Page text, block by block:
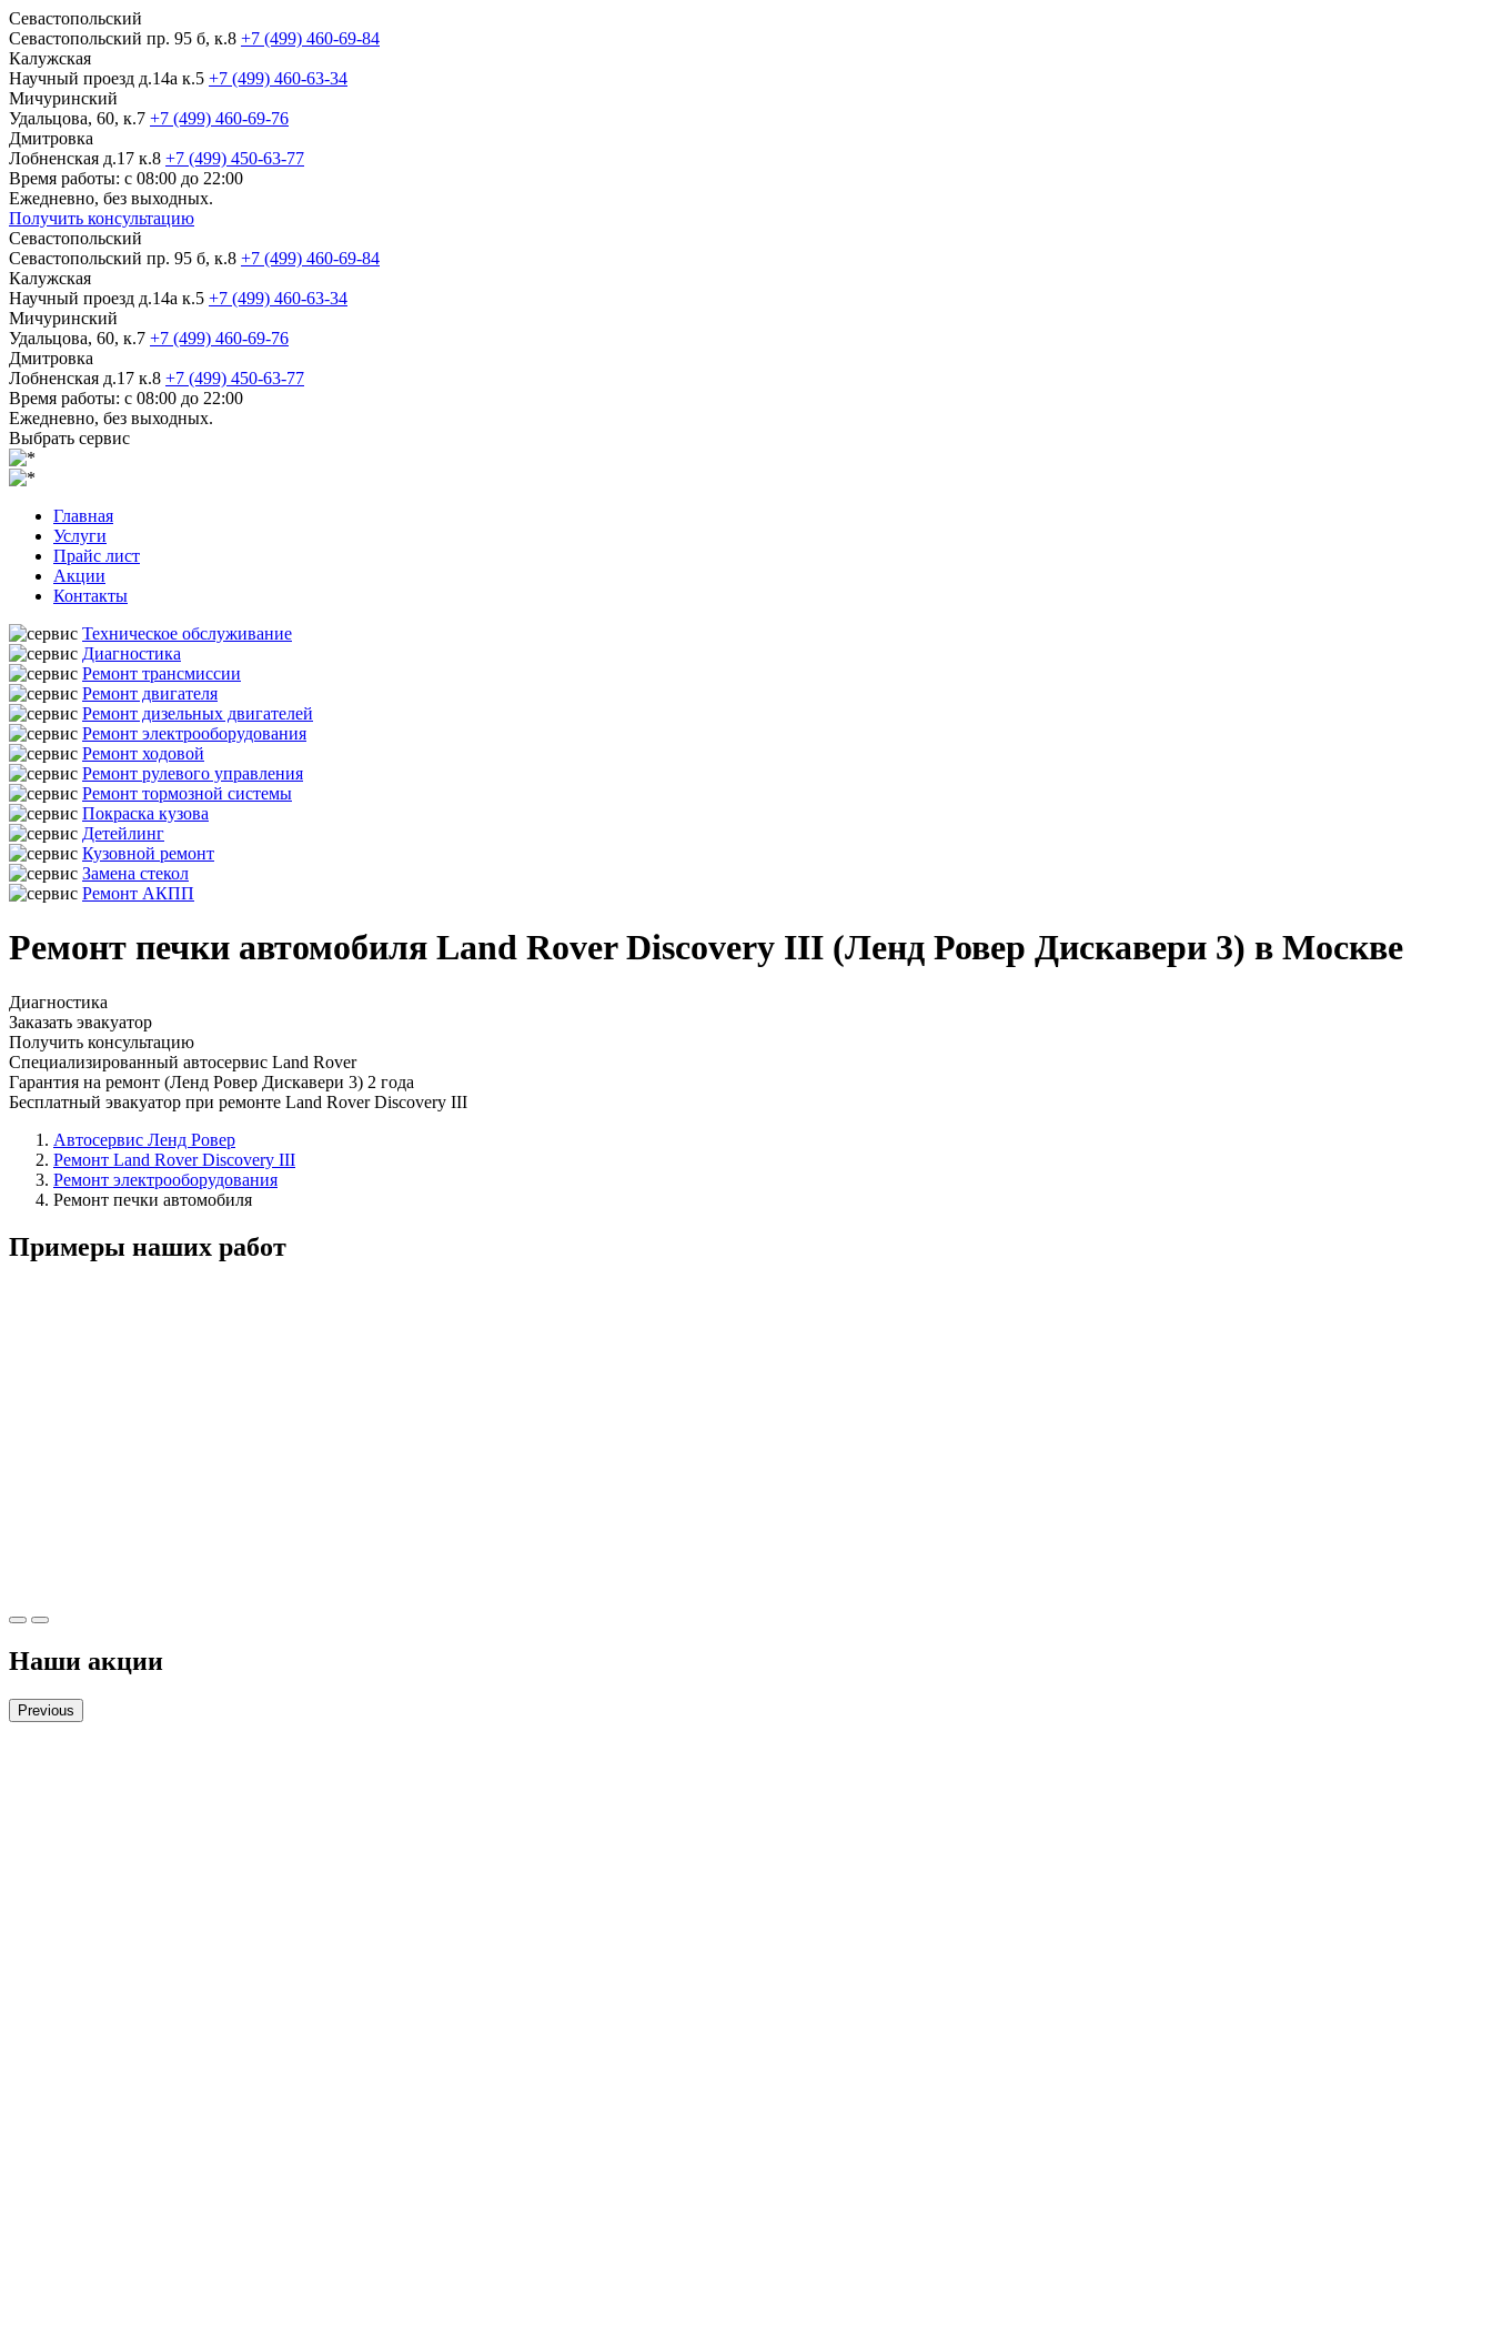
Севастопольский
Севастопольский пр. 95 б, к.8 +7 (499) 460-69-84
Калужская
Научный проезд д.14а к.5 +7 (499) 460-63-34
Мичуринский
Удальцова, 60, к.7 +7 (499) 460-69-76
Дмитровка
Лобненская д.17 к.8 +7 (499) 450-63-77
Время работы: с 08:00 до 22:00
Ежедневно, без выходных.
Получить консультацию
Севастопольский
Севастопольский пр. 95 б, к.8 +7 (499) 460-69-84
Калужская
Научный проезд д.14а к.5 +7 (499) 460-63-34
Мичуринский
Удальцова, 60, к.7 +7 (499) 460-69-76
Дмитровка
Лобненская д.17 к.8 +7 (499) 450-63-77
Время работы: с 08:00 до 22:00
Ежедневно, без выходных.
Выбрать сервис
Главная
Услуги
Прайс лист
Акции
Контакты
Техническое обслуживание
Диагностика
Ремонт трансмиссии
Ремонт двигателя
Ремонт дизельных двигателей
Ремонт электрооборудования
Ремонт ходовой
Ремонт рулевого управления
Ремонт тормозной системы
Покраска кузова
Детейлинг
Кузовной ремонт
Замена стекол
Ремонт АКПП
Ремонт печки автомобиля Land Rover Discovery III (Ленд Ровер Дискавери 3) в Москве
Диагностика
Заказать эвакуатор
Получить консультацию
Специализированный автосервис Land Rover
Гарантия на ремонт (Ленд Ровер Дискавери 3) 2 года
Бесплатный эвакуатор при ремонте Land Rover Discovery III
Автосервис Ленд Ровер
Ремонт Land Rover Discovery III
Ремонт электрооборудования
Ремонт печки автомобиля
Примеры наших работ
Наши акции
Previous